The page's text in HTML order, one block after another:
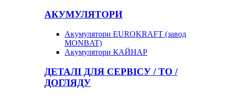
АКУМУЛЯТОРИ
Акумулятори EUROKRAFT (завод
MONBAT)
Акумулятори КАЙНАР
ДЕТАЛІ ДЛЯ СЕРВІСУ / ТО /
ДОГЛЯДУ